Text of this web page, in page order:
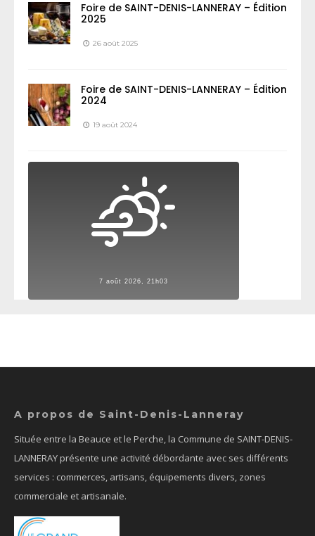
Foire de SAINT-DENIS-LANNERAY – Édition
2025
26 août 2025
Foire de SAINT-DENIS-LANNERAY – Édition
2024
19 août 2024
7 août 2026, 21h03
A propos de Saint-Denis-Lanneray
Située entre la Beauce et le Perche, la Commune de SAINT-DENIS-
LANNERAY présente une activité débordante avec ses différents
services : commerces, artisans, équipements divers, zones
commerciale et artisanale.